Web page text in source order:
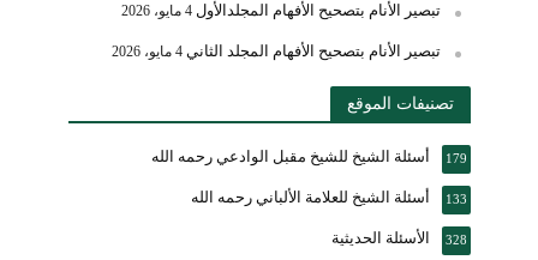
تبصير الأنام بتصحيح الأفهام المجلدالأول 4 مايو، 2026
تبصير الأنام بتصحيح الأفهام المجلد الثاني 4 مايو، 2026
تصنيفات الموقع
أسئلة الشيخ للشيخ مقبل الوادعي رحمه الله 179
أسئلة الشيخ للعلامة الألباني رحمه الله 133
الأسئلة الحديثية 328